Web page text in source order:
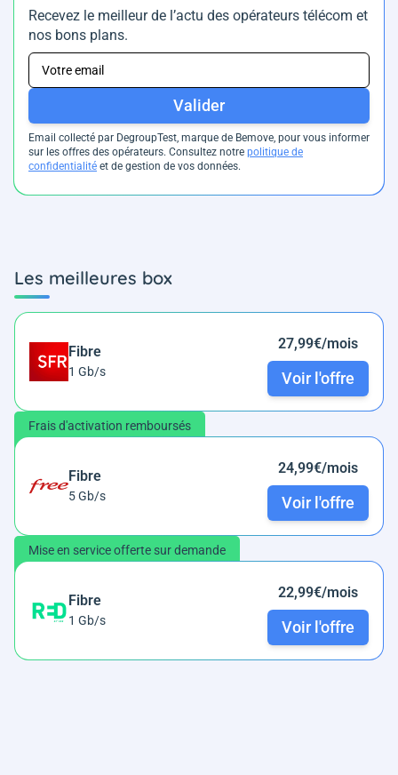
Recevez le meilleur de l’actu des opérateurs télécom et
nos bons plans.
Valider
Email collecté par DegroupTest, marque de Bemove, pour vous informer
sur les offres des opérateurs. Consultez notre politique de
confidentialité et de gestion de vos données.
Les meilleures box
Fibre
1 Gb/s
27,99€/mois
Voir l'offre
Frais d'activation remboursés
Fibre
5 Gb/s
24,99€/mois
Voir l'offre
Mise en service offerte sur demande
Fibre
1 Gb/s
22,99€/mois
Voir l'offre